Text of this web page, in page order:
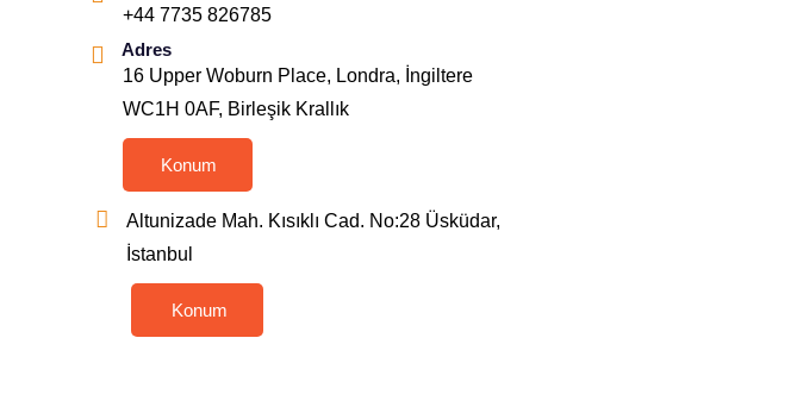
+44 7735 826785
Adres
16 Upper Woburn Place, Londra, İngiltere
WC1H 0AF, Birleşik Krallık
Konum
Altunizade Mah. Kısıklı Cad. No:28 Üsküdar,
İstanbul
Konum